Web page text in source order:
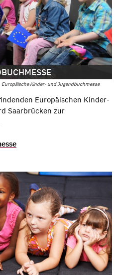
Europäische Kinder- und Jugendbuchmesse
Europäischen Kinder-
Saarbrücken zur